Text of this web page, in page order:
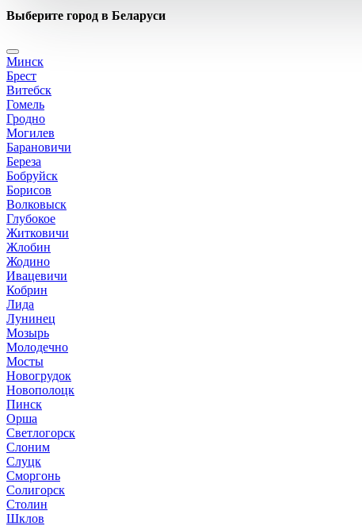
стекла
стеклоочистители
топливная система
тормозная система
трансмиссия
электрика
Выберите город в Беларуси
Минск
Брест
Витебск
Гомель
Гродно
Могилев
Барановичи
Береза
Бобруйск
Борисов
Волковыск
Глубокое
Житковичи
Жлобин
Жодино
Ивацевичи
Кобрин
Лида
Лунинец
Мозырь
Молодечно
Мосты
Новогрудок
Новополоцк
Пинск
Орша
Светлогорск
Слоним
Слуцк
Сморгонь
Солигорск
Столин
Шклов